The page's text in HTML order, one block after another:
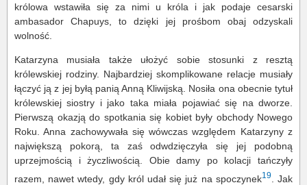
królowa wstawiła się za nimi u króla i jak podaje cesarski
ambasador Chapuys, to dzięki jej prośbom obaj odzyskali
wolność.
Katarzyna musiała także ułożyć sobie stosunki z resztą
królewskiej rodziny. Najbardziej skomplikowane relacje musiały
łączyć ją z jej byłą panią Anną Kliwijską. Nosiła ona obecnie tytuł
królewskiej siostry i jako taka miała pojawiać się na dworze.
Pierwszą okazją do spotkania się kobiet były obchody Nowego
Roku. Anna zachowywała się wówczas względem Katarzyny z
największą pokorą, ta zaś odwdzięczyła się jej podobną
uprzejmością i życzliwością. Obie damy po kolacji tańczyły
razem, nawet wtedy, gdy król udał się już na spoczynek19. Jak